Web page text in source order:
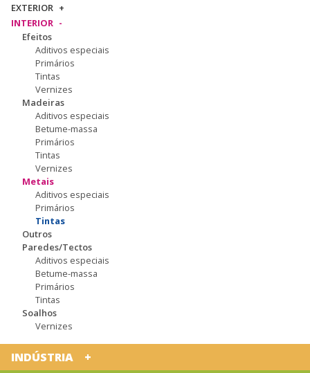
EXTERIOR
INTERIOR
Efeitos
Aditivos especiais
Primários
Tintas
Vernizes
Madeiras
Aditivos especiais
Betume-massa
Primários
Tintas
Vernizes
Metais
Aditivos especiais
Primários
Tintas
Outros
Paredes/Tectos
Aditivos especiais
Betume-massa
Primários
Tintas
Soalhos
Vernizes
INDÚSTRIA